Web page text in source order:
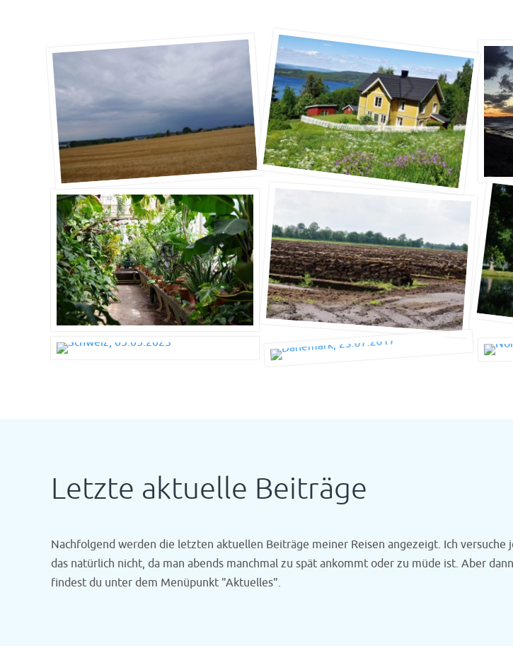
Letzte aktuelle Beiträge
Nachfolgend werden die letzten aktuellen Beiträge meiner Reisen angezeigt. Ich
das natürlich nicht, da man abends manchmal zu spät ankommt oder zu müde ist. Aber
findest du unter dem Menüpunkt "Aktuelles".